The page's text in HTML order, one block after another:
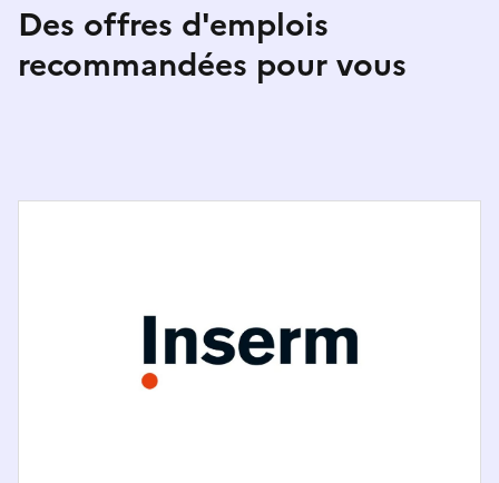
Des offres d'emplois
recommandées pour vous